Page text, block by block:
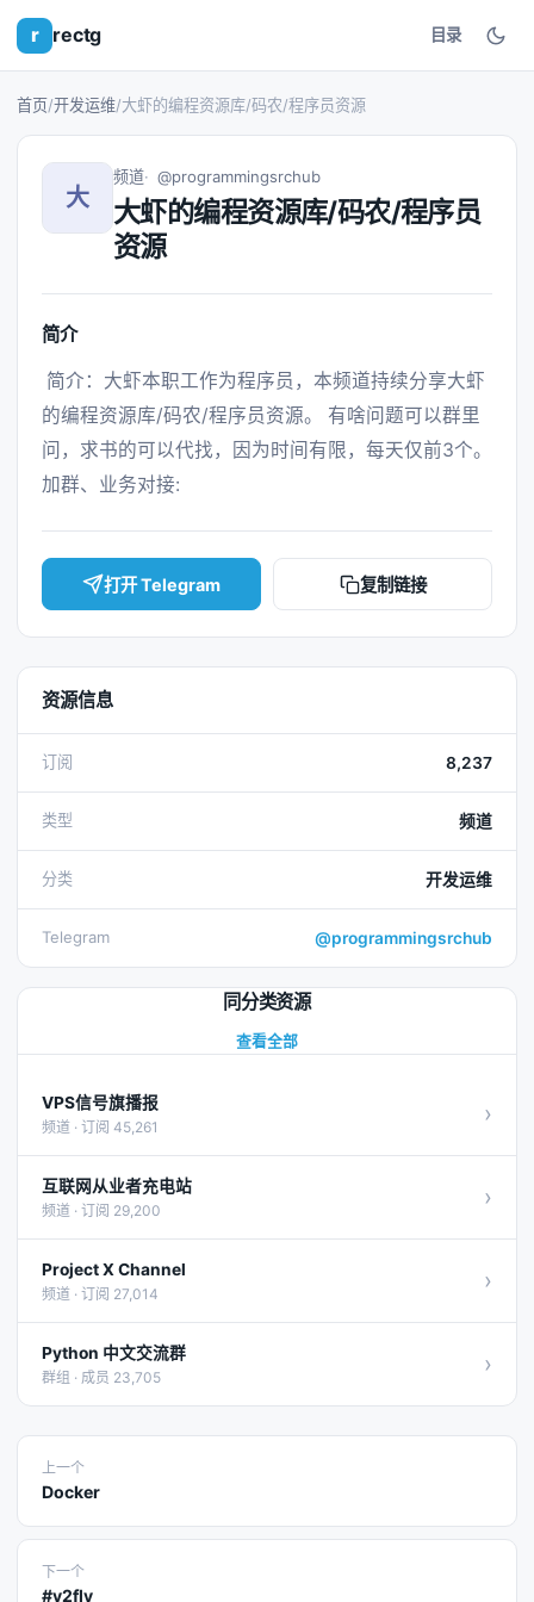
r rectg 目录
首页/开发运维/大虾的编程资源库/码农/程序员资源
大
频道 @programmingsrchub
大虾的编程资源库/码农/程序员
资源
简介
的编程资源库/码农/程序员资源。 有啥问题可以群里
问，求书的可以代找，因为时间有限，每天仅前3个。
加群、业务对接:
打开 Telegram 复制链接
资源信息
订阅 8,237
类型 频道
分类 开发运维
Telegram @programmingsrchub
同分类资源
查看全部
VPS信号旗播报
频道 · 订阅 45,261 ›
互联网从业者充电站
频道 · 订阅 29,200 ›
Project X Channel
频道 · 订阅 27,014 ›
Python 中文交流群
群组 · 成员 23,705 ›
上一个
Docker
下一个
#v2fly